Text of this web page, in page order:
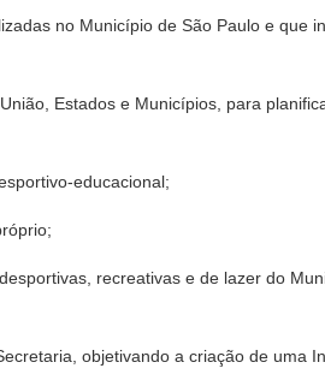
no Município de São Paulo e que
Estados e Municípios, para
educacional;
recreativas e de lazer do
objetivando a criação de uma